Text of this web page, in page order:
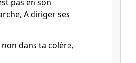
pas en son
A diriger ses
dans ta colère,